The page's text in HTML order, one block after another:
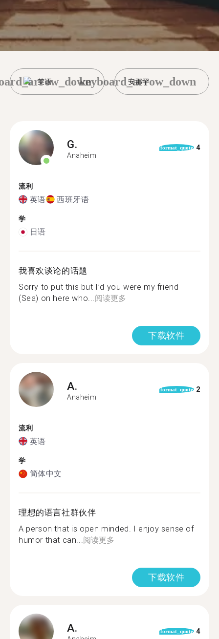
英语 安那罕
keyboard_arrow_down
G.
Anaheim
format_quote 4
流利
英语 西班牙语
学
日语
我喜欢谈论的话题
Sorry to put this but I’d you were my friend
(Sea) on here who...阅读更多
下载软件
A.
Anaheim
format_quote 2
流利
英语
学
简体中文
理想的语言社群伙伴
A person that is open minded. I enjoy sense of
humor that can...阅读更多
下载软件
A. format_quote 4